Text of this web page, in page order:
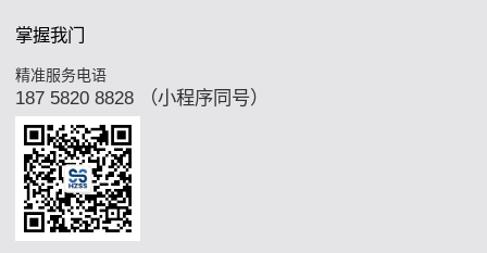
掌握我门
精准服务电语
187 5820 8828 （小程序同号）